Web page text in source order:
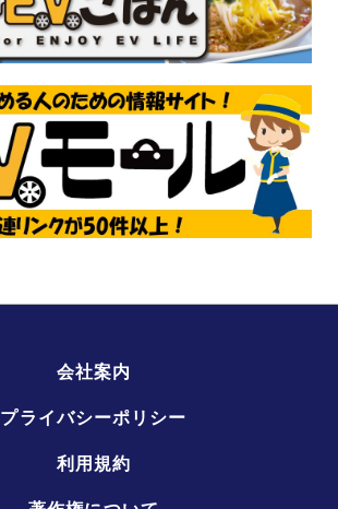
会社案内
プライバシーポリシー
利用規約